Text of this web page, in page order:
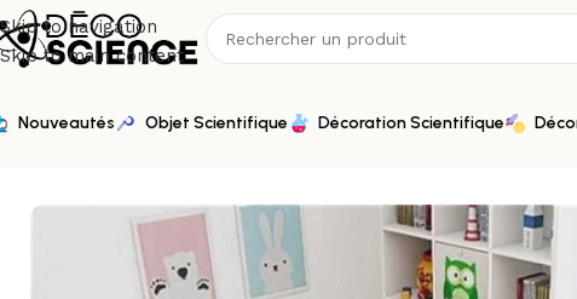
Skip to navigation
Skip to main content
Nouveautés Objet Scientifique Décoration Scientifique